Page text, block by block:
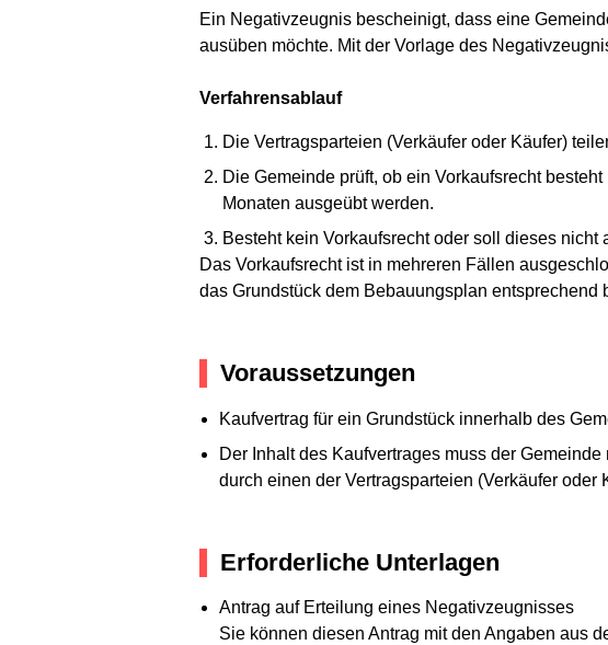
Ein Negativzeugnis bescheinigt, dass eine
ausüben möchte. Mit der Vorlage des
Verfahrensablauf
Die Vertragsparteien (Verkäufer oder Käufer)
Die Gemeinde prüft, ob ein Vorkaufsrecht
Monaten ausgeübt werden.
Besteht kein Vorkaufsrecht oder soll dieses
Das Vorkaufsrecht ist in mehreren Fällen
das Grundstück dem Bebauungsplan entsprechend
Voraussetzungen
Kaufvertrag für ein Grundstück innerhalb des
Der Inhalt des Kaufvertrages muss der Gemeinde
durch einen der Vertragsparteien (Verkäufer oder
Erforderliche Unterlagen
Antrag auf Erteilung eines Negativzeugnisses
Sie können diesen Antrag mit den Angaben aus